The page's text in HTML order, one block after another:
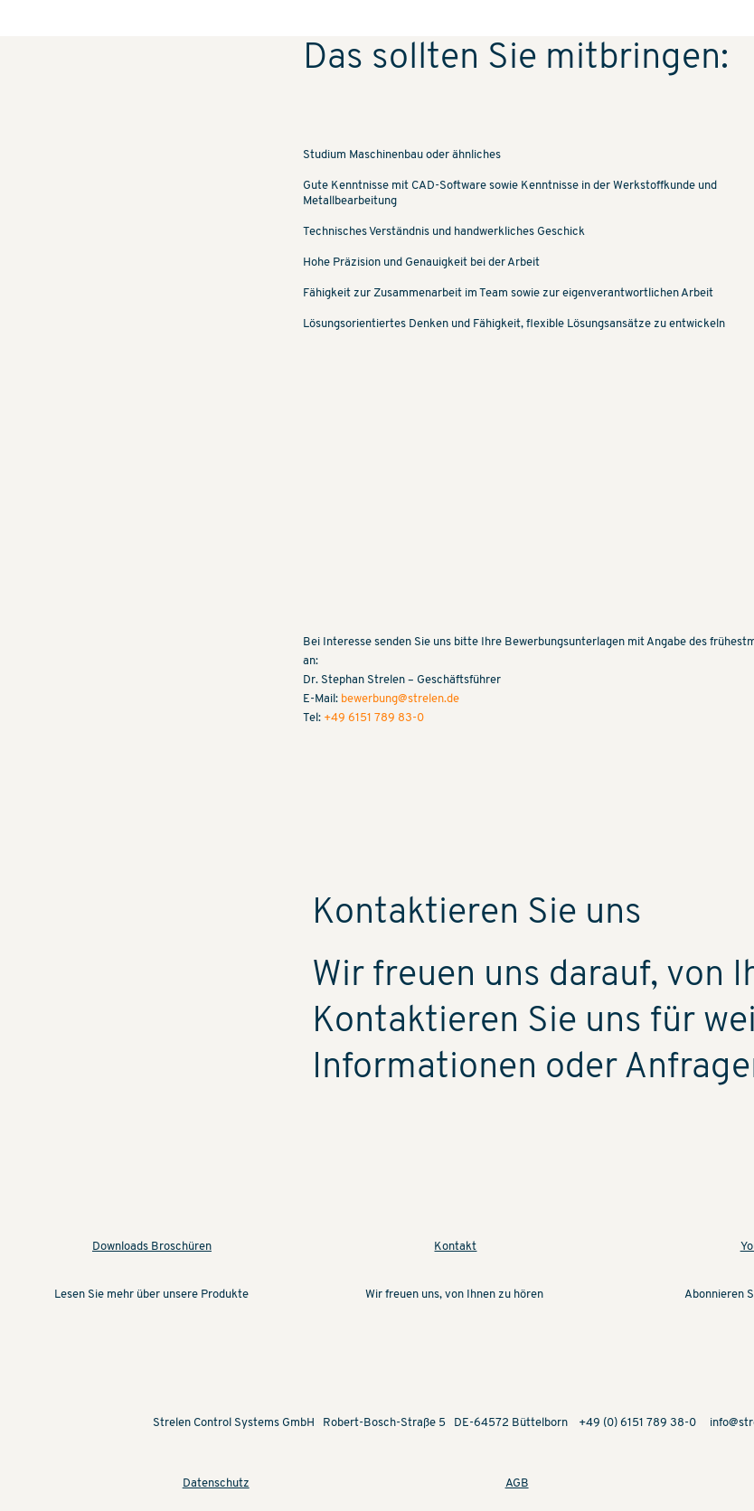
Bei Interesse senden Sie uns bitte Ihre Bewerbungsunterlagen mit Angabe des
an:
Dr. Stephan Strelen – Geschäftsführer
E-Mail: bewerbung@strelen.de
Tel: +49 6151 789 83-0
Kontaktieren Sie uns
Wir freuen uns darauf, von
Kontaktieren Sie uns für
Informationen oder
Downloads Broschüren
Lesen Sie mehr über unsere Produkte
Kontakt
Wir freuen uns, von Ihnen zu hören Abonnieren
Studium Maschinenbau oder ähnliches
Gute Kenntnisse mit CAD-Software sowie Kenntnisse in der Werkstoffkunde und
Metallbearbeitung
Technisches Verständnis und handwerkliches Geschick
Hohe Präzision und Genauigkeit bei der Arbeit
Fähigkeit zur Zusammenarbeit im Team sowie zur eigenverantwortlichen Arbeit
Lösungsorientiertes Denken und Fähigkeit, flexible Lösungsansätze zu entwickeln
Das sollten Sie mitbringen:
Strelen Control Systems GmbH Robert-Bosch-Straße 5 DE-64572 Büttelborn +49 (0) 6151 789 38-0
Datenschutz AGB